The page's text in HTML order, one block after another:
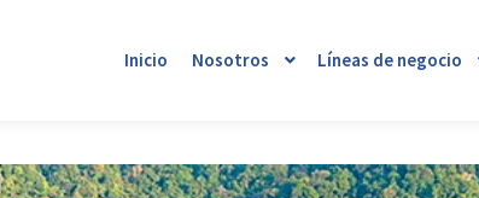
Inicio Nosotros Líneas de negocio